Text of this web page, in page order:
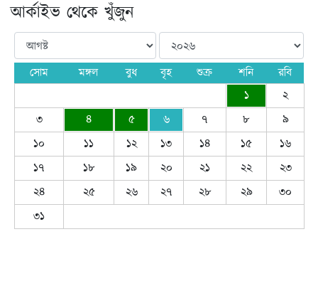
আর্কাইভ থেকে খুঁজুন
সোম মঙ্গল বুধ বৃহ শুক্র শনি
রবি
১
২
৩
৪ ৫ ৬ ৭ ৮
৯
১০
১১ ১২ ১৩ ১৪ ১৫
১৬
১৭
১৮ ১৯ ২০ ২১ ২২
২৩
২৪
২৫ ২৬ ২৭ ২৮ ২৯
৩০
৩১